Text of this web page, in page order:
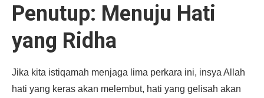
Penutup: Menuju Hati
yang Ridha
Jika kita istiqamah menjaga lima perkara ini, insya Allah
hati yang keras akan melembut, hati yang gelisah akan